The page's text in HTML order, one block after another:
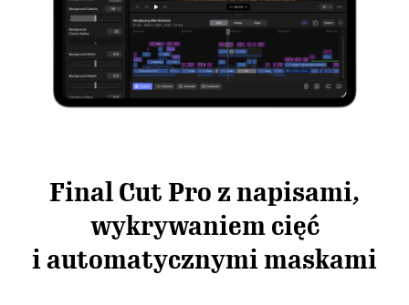
Final Cut Pro z napisami,
wykrywaniem cięć
i automatycznymi maskami